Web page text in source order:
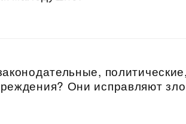
Они исправляют